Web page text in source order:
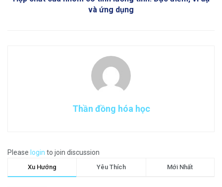
và ứng dụng
Thần đồng hóa học
Please login to join discussion
Xu Hướng Yêu Thích Mới Nhất